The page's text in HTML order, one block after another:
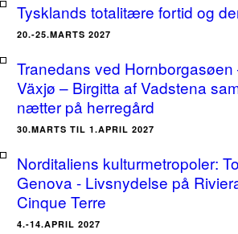
Tysklands totalitære fortid og
20.-25.MARTS 2027
Tranedans ved
Växjø – Birgitta af Vadstena
nætter på herregård
30.MARTS TIL 1.APRIL 2027
Norditaliens kulturmetropoler:
Genova - Livsnydelse på
Cinque Terre
4.-14.APRIL 2027